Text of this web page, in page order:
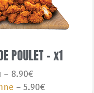
POULET - x1
– 8.90€
– 5.90€